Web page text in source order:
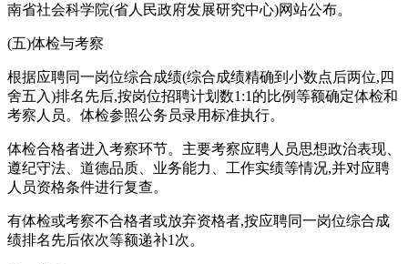
南省社会科学院(省人民政府发展研究中心)网站公布。
(五)体检与考察
根据应聘同一岗位综合成绩(综合成绩精确到小数点后两位,四
舍五入)排名先后,按岗位招聘计划数1:1的比例等额确定体检和
考察人员。体检参照公务员录用标准执行。
体检合格者进入考察环节。主要考察应聘人员思想政治表现、
遵纪守法、道德品质、业务能力、工作实绩等情况,并对应聘
人员资格条件进行复查。
有体检或考察不合格者或放弃资格者,按应聘同一岗位综合成
绩排名先后依次等额递补1次。